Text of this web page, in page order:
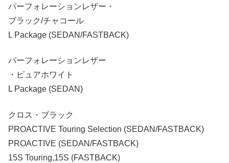
パーフォレーションレザー・
ブラック/チャコール
L Package (SEDAN/FASTBACK)
パーフォレーションレザー
・ピュアホワイト
L Package (SEDAN)
クロス・ブラック
PROACTIVE Touring Selection (SEDAN/FASTBACK)
PROACTIVE (SEDAN/FASTBACK)
15S Touring,15S (FASTBACK)